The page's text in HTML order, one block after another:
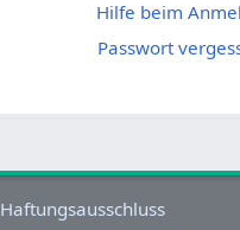
Hilfe beim
Passwort
Haftungsausschluss